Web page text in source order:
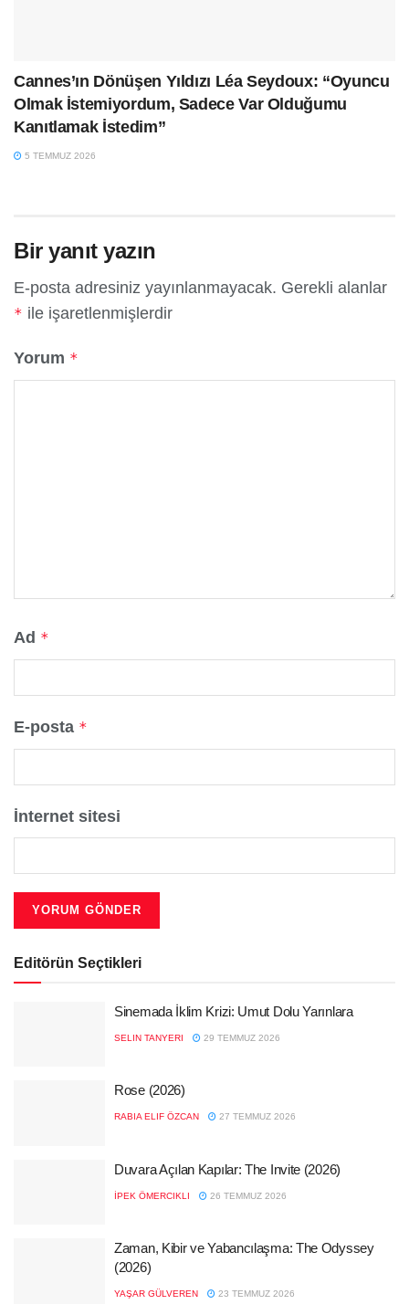
Cannes’ın Dönüşen Yıldızı Léa Seydoux: “Oyuncu
Olmak İstemiyordum, Sadece Var Olduğumu
Kanıtlamak İstedim”
5 TEMMUZ 2026
Bir yanıt yazın
E-posta adresiniz yayınlanmayacak. Gerekli alanlar
* ile işaretlenmişlerdir
Yorum *
Ad *
E-posta *
İnternet sitesi
Editörün Seçtikleri
Sinemada İklim Krizi: Umut Dolu Yarınlara
SELIN TANYERI 29 TEMMUZ 2026
Rose (2026)
RABIA ELIF ÖZCAN 27 TEMMUZ 2026
Duvara Açılan Kapılar: The Invite (2026)
İPEK ÖMERCIKLI 26 TEMMUZ 2026
Zaman, Kibir ve Yabancılaşma: The Odyssey
(2026)
YAŞAR GÜLVEREN 23 TEMMUZ 2026